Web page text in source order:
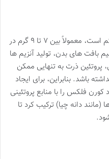
میزان پروتئین در کورن فلکس نسبتاً کم است، معمولاً بین ۷ تا ۹ گرم در
بافت های بدن، تولید آنزیم ها
ذرت به تنهایی ممکن
باشد. بنابراین، برای ایجاد
فلکس را با منابع پروتئینی
دانه چیا) ترکیب کرد تا